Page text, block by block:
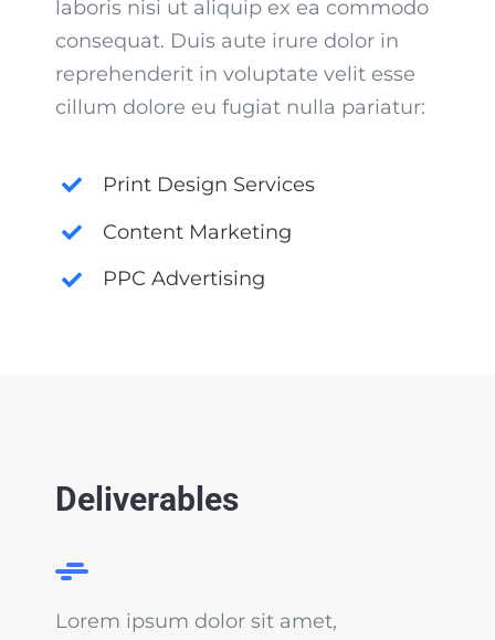
laboris nisi ut aliquip ex ea commodo
consequat. Duis aute irure dolor in
reprehenderit in voluptate velit esse
cillum dolore eu fugiat nulla pariatur:
Print Design Services
Content Marketing
PPC Advertising
Deliverables
Lorem ipsum dolor sit amet,